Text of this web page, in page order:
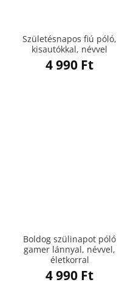
Születésnapos fiú póló,
kisautókkal, névvel
4 990 Ft
Boldog szülinapot póló
gamer lánnyal, névvel,
életkorral
4 990 Ft